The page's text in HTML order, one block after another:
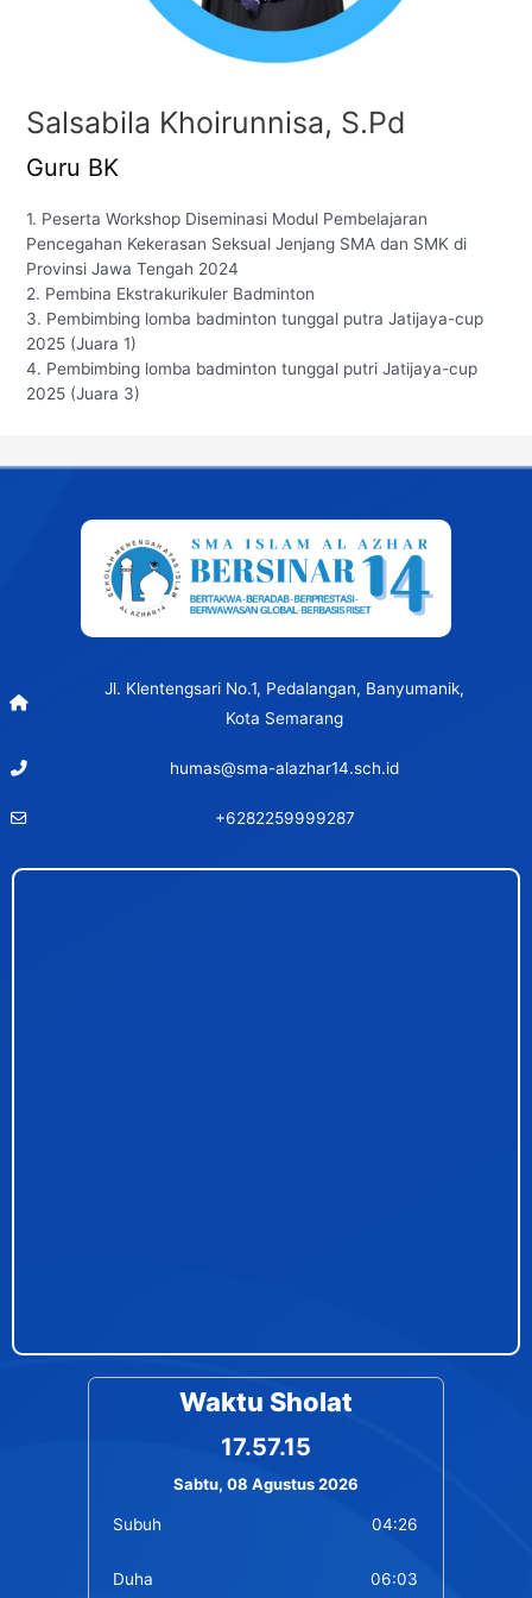
Salsabila Khoirunnisa, S.Pd
Guru BK
1. Peserta Workshop Diseminasi Modul Pembelajaran
Pencegahan Kekerasan Seksual Jenjang SMA dan SMK di
Provinsi Jawa Tengah 2024
2. Pembina Ekstrakurikuler Badminton
3. Pembimbing lomba badminton tunggal putra Jatijaya-cup
2025 (Juara 1)
4. Pembimbing lomba badminton tunggal putri Jatijaya-cup
2025 (Juara 3)
Jl. Klentengsari No.1, Pedalangan, Banyumanik,
Kota Semarang
humas@sma-alazhar14.sch.id
+6282259999287
Waktu Sholat
17.57.15
Sabtu, 08 Agustus 2026
Subuh 04:26
Duha 06:03